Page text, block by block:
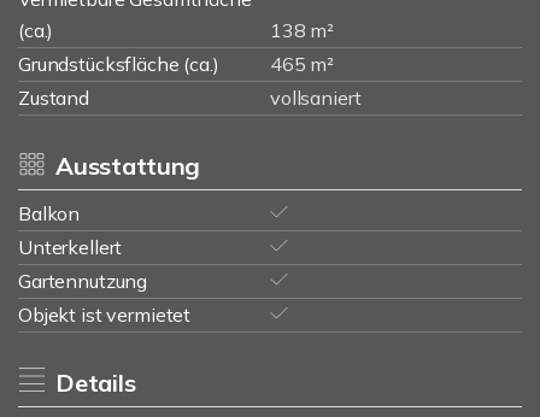
(ca.)
138 m²
Grundstücksfläche (ca.)
465 m²
Zustand
vollsaniert
Ausstattung
Balkon
Unterkellert
Gartennutzung
Objekt ist vermietet
Details